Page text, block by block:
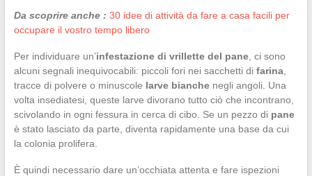
Da scoprire anche : 30 idee di attività da fare a casa facili per
occupare il vostro tempo libero
Per individuare un’infestazione di vrillette del pane, ci sono
alcuni segnali inequivocabili: piccoli fori nei sacchetti di farina,
tracce di polvere o minuscole larve bianchenegli angoli. Una
volta insediatesi, queste larve divorano tutto ciò che incontrano,
scivolando in ogni fessura in cerca di cibo. Se un pezzo di pane
è stato lasciato da parte, diventa rapidamente una base da cui
la colonia prolifera.
È quindi necessario dare un’occhiata attenta e fare ispezioni